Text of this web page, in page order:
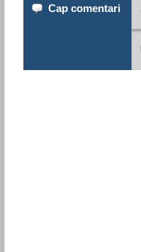
Cap comentari